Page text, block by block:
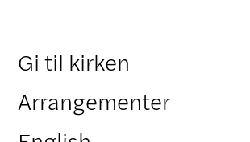
Gi til kirken
Arrangementer